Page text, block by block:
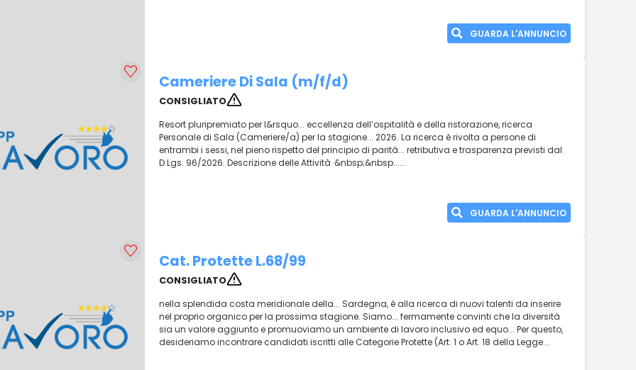
GUARDA L'ANNUNCIO
Cameriere Di Sala (m/f/d)
CONSIGLIATO
Resort pluripremiato per l&rsquo... eccellenza dell’ospitalità e della ristorazione, ricerca
Personale di Sala (Cameriere/a) per la stagione... 2026. La ricerca è rivolta a persone di
entrambi i sessi, nel pieno rispetto del principio di parità... retributiva e trasparenza previsti dal
D.Lgs. 96/2026. Descrizione delle Attività ·&nbsp;&nbsp......
GUARDA L'ANNUNCIO
Cat. Protette L.68/99
CONSIGLIATO
nella splendida costa meridionale della... Sardegna, è alla ricerca di nuovi talenti da inserire
nel proprio organico per la prossima stagione. Siamo... fermamente convinti che la diversità
sia un valore aggiunto e promuoviamo un ambiente di lavoro inclusivo ed equo... Per questo,
desideriamo incontrare candidati iscritti alle Categorie Protette (Art. 1 o Art. 18 della Legge...